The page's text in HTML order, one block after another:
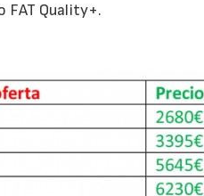
FAT Quality+.